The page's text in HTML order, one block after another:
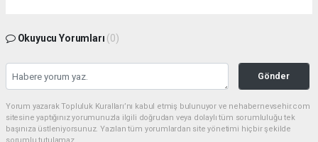
Okuyucu Yorumları (0)
Gönder
Yorum yazarak Topluluk Kuralları’nı kabul etmiş bulunuyor ve nehabernevsehir.com
sitesine yaptığınız yorumunuzla ilgili doğrudan veya dolaylı tüm sorumluluğu tek
başınıza üstleniyorsunuz. Yazılan tüm yorumlardan site yönetimi hiçbir şekilde